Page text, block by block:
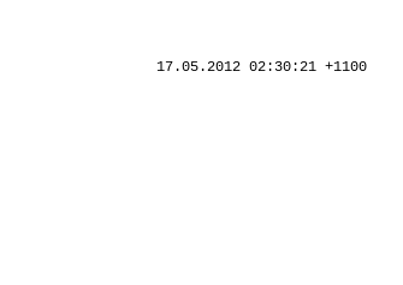
17.05.2012 02:30:21 +1100